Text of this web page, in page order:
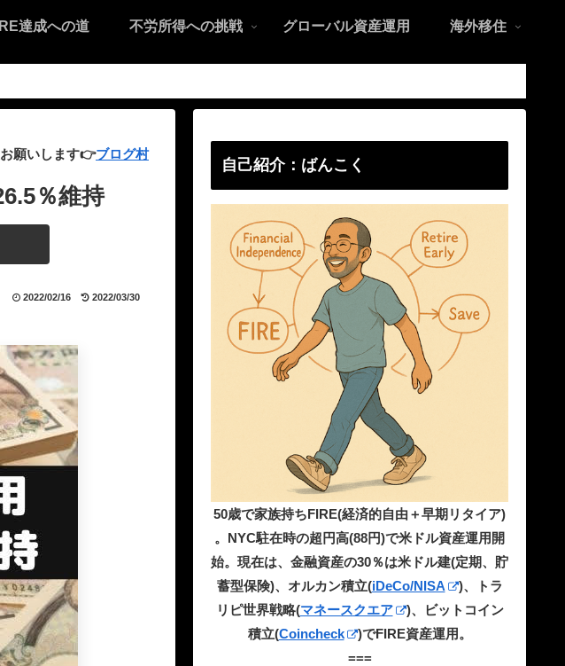
達成への道 不労所得への挑戦 グローバル資産運用 海外移住
願いします👉ブログ村
％維持
2022/02/16 2022/03/30
自己紹介：ばんこく
50歳で家族持ちFIRE(経済的自由＋早期リタイア)
。NYC駐在時の超円高(88円)で米ドル資産運用開
始。現在は、金融資産の30％は米ドル建(定期、貯
蓄型保険)、オルカン積立(iDeCo/NISA
)、トラ
リピ世界戦略(マネースクエア
)、ビットコイン
積立(Coincheck
)でFIRE資産運用。
===